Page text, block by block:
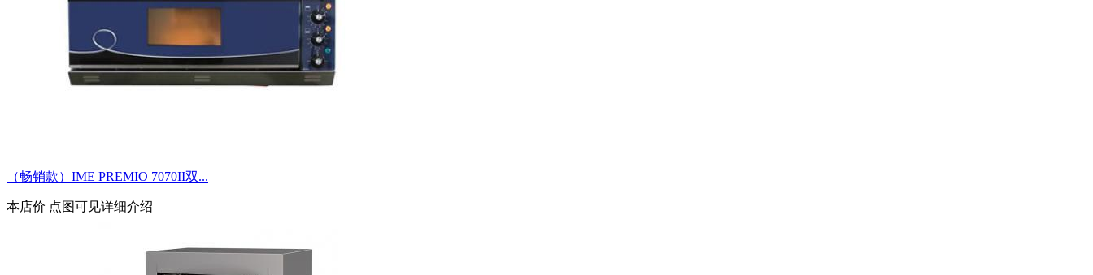
（畅销款）IME PREMIO 7070II双...
本店价 点图可见详细介绍